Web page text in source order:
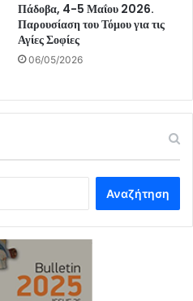
Πάδοβα, 4-5 Μαΐου 2026.
Παρουσίαση του Τόμου για τις
Αγίες Σοφίες
06/05/2026